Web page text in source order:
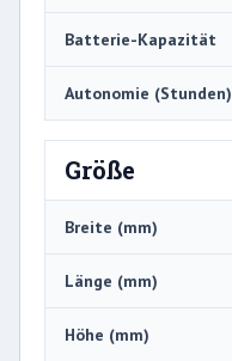
Batterie-Kapazität
Autonomie (Stunden)
Größe
Breite (mm)
Länge (mm)
Höhe (mm)